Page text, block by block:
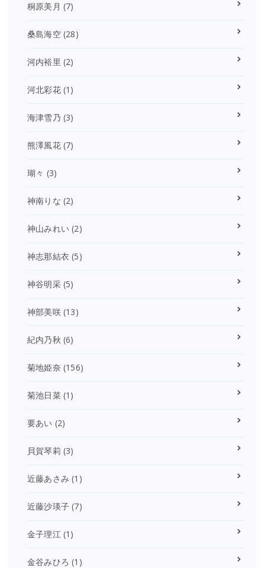
桐原美月 (7)
桑島海空(28)
河内裕里 (2)
河北彩花(1)
海津雪乃 (3)
熊澤風花(7)
瑚々 (3)
神南りな (2)
神山みれい (2)
神志那結衣 (5)
神谷明采(5)
神部美咲(13)
紀内乃秋 (6)
菊地姫奈 (156)
菊池日菜(1)
要あい (2)
貝賀琴莉 (3)
近藤あさみ (1)
近藤沙瑛子 (7)
金子理江(1)
金谷みひろ (1)